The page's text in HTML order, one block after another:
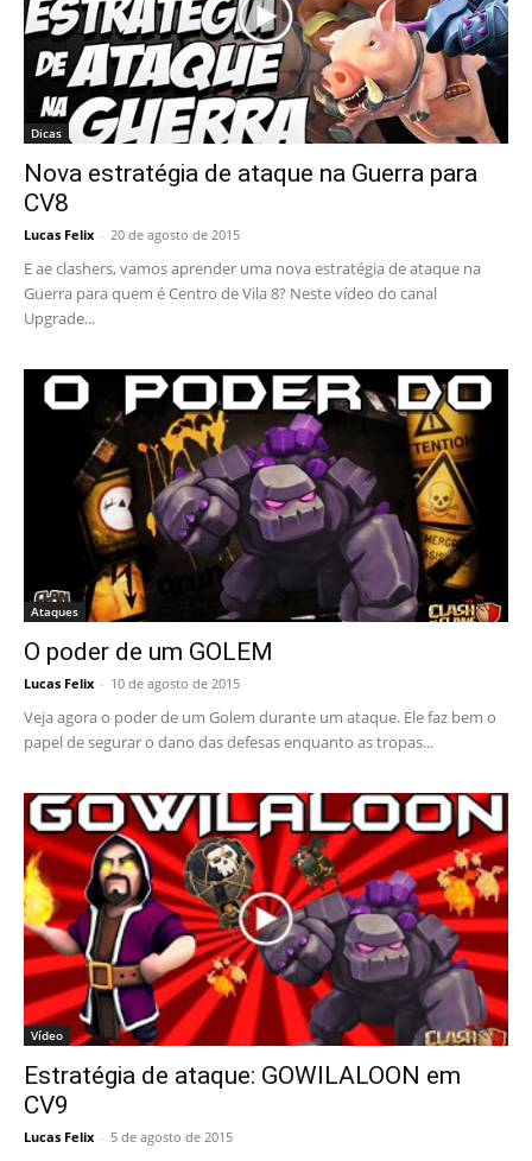
Dicas
Nova estratégia de ataque na Guerra para
CV8
Lucas Felix - 20 de agosto de 2015
E ae clashers, vamos aprender uma nova estratégia de ataque na
Guerra para quem é Centro de Vila 8? Neste vídeo do canal
Upgrade...
Ataques
O poder de um GOLEM
Lucas Felix - 10 de agosto de 2015
Veja agora o poder de um Golem durante um ataque. Ele faz bem o
papel de segurar o dano das defesas enquanto as tropas...
Vídeo
Estratégia de ataque: GOWILALOON em
CV9
Lucas Felix - 5 de agosto de 2015